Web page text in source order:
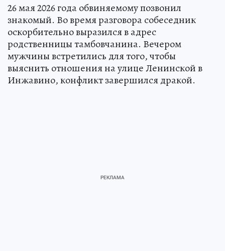
26 мая 2026 года обвиняемому позвонил
знакомый. Во время разговора собеседник
оскорбительно выразился в адрес
родственницы тамбовчанина. Вечером
мужчины встретились для того, чтобы
выяснить отношения на улице Ленинской в
Инжавино, конфликт завершился дракой.